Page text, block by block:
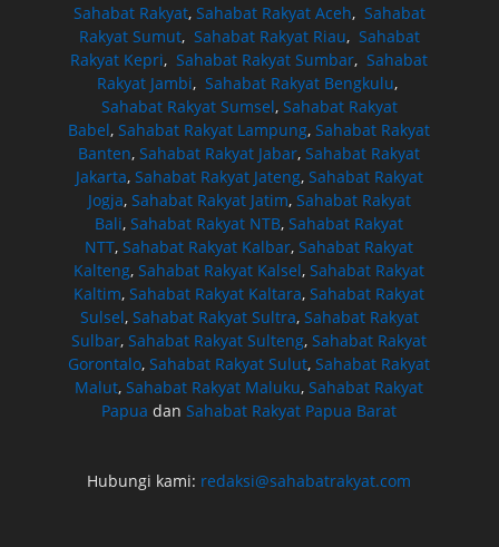
Sahabat Rakyat, Sahabat Rakyat Aceh, Sahabat
Rakyat Sumut, Sahabat Rakyat Riau, Sahabat
Rakyat Kepri, Sahabat Rakyat Sumbar, Sahabat
Rakyat Jambi, Sahabat Rakyat Bengkulu,
Sahabat Rakyat Sumsel, Sahabat Rakyat
Babel, Sahabat Rakyat Lampung, Sahabat Rakyat
Banten, Sahabat Rakyat Jabar, Sahabat Rakyat
Jakarta, Sahabat Rakyat Jateng, Sahabat Rakyat
Jogja, Sahabat Rakyat Jatim, Sahabat Rakyat
Bali, Sahabat Rakyat NTB, Sahabat Rakyat
NTT, Sahabat Rakyat Kalbar, Sahabat Rakyat
Kalteng, Sahabat Rakyat Kalsel, Sahabat Rakyat
Kaltim, Sahabat Rakyat Kaltara, Sahabat Rakyat
Sulsel, Sahabat Rakyat Sultra, Sahabat Rakyat
Sulbar, Sahabat Rakyat Sulteng, Sahabat Rakyat
Gorontalo, Sahabat Rakyat Sulut, Sahabat Rakyat
Malut, Sahabat Rakyat Maluku, Sahabat Rakyat
Papua dan Sahabat Rakyat Papua Barat
Hubungi kami: redaksi@sahabatrakyat.com